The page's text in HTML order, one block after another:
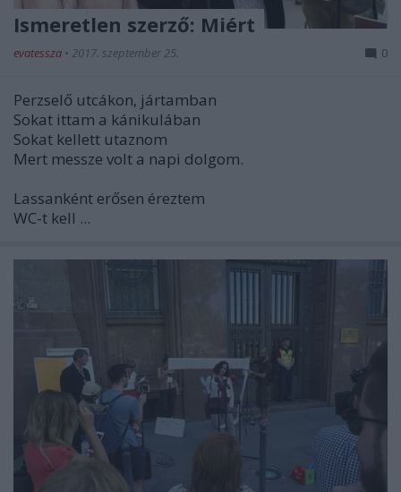
Ismeretlen szerző: Miért
evatessza • 2017. szeptember 25. 0
Perzselő utcákon, jártamban
Sokat ittam a kánikulában
Sokat kellett utaznom
Mert messze volt a napi dolgom.
Lassanként erősen éreztem
WC-t kell ...